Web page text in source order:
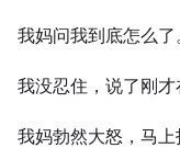
我妈问我到底怎么了
我没忍住，说了刚才
我妈勃然大怒，马上